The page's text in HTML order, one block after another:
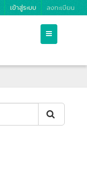
เข้าสู่ระบบ ลงทะเบียน